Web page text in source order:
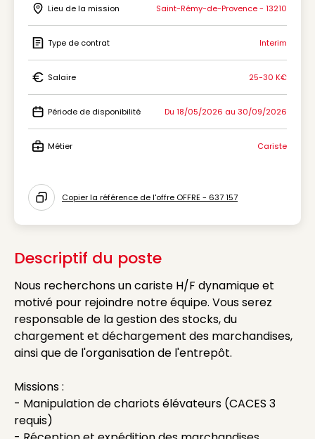
Icon Lieu de la mission
Lieu de la mission Saint-Rémy-de-Provence - 13210
Icon Type de contrat
Type de contrat Interim
Icon Salaire
Salaire 25-30 K€
Icon Période de disponibilité
Période de disponibilité Du 18/05/2026 au 30/09/2026
Métier Cariste
Icon copy to clipboard
Copier la référence de l'offre OFFRE - 637 157
Descriptif du poste
Nous recherchons un cariste H/F dynamique et
motivé pour rejoindre notre équipe. Vous serez
responsable de la gestion des stocks, du
chargement et déchargement des marchandises,
ainsi que de l'organisation de l'entrepôt.
Missions :
- Manipulation de chariots élévateurs (CACES 3
requis)